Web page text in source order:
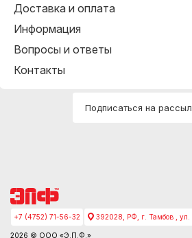
Доставка и оплата
Информация
Вопросы и ответы
Контакты
Подписаться на
+7 (4752) 71-56-32 392028, РФ, г. Тамбов , ул.
2026 © ООО «Э.П.Ф.»